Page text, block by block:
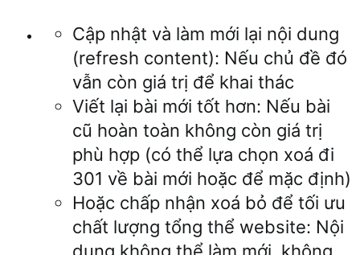
Cập nhật và làm mới lại nội dung
(refresh content): Nếu chủ đề đó
vẫn còn giá trị để khai thác
Viết lại bài mới tốt hơn: Nếu bài
cũ hoàn toàn không còn giá trị
phù hợp (có thể lựa chọn xoá đi
301 về bài mới hoặc để mặc định)
Hoặc chấp nhận xoá bỏ để tối ưu
chất lượng tổng thể website: Nội